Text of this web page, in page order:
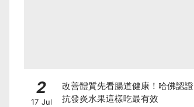
2
17 Jul
改善體質先看腸道健康！哈佛認證
抗發炎水果這樣吃最有效